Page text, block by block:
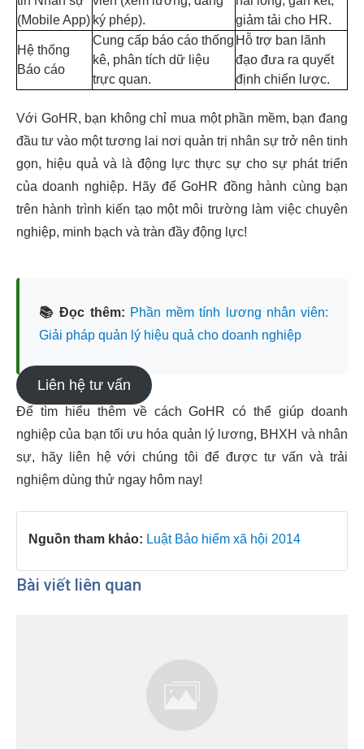
(Mobile App) ký phép).
giảm tải cho HR.
Hệ thống
Báo cáo
Cung cấp báo cáo thống
kê, phân tích dữ liệu
trực quan.
Hỗ trợ ban lãnh
đạo đưa ra quyết
định chiến lược.
Với GoHR, bạn không chỉ mua một phần mềm, bạn đang
đầu tư vào một tương lai nơi quản trị nhân sự trở nên tinh
gọn, hiệu quả và là động lực thực sự cho sự phát triển
của doanh nghiệp. Hãy để GoHR đồng hành cùng bạn
trên hành trình kiến tạo một môi trường làm việc chuyên
nghiệp, minh bạch và tràn đầy động lực!
📚 Đọc thêm: Phần mềm tính lương nhân viên:
Giải pháp quản lý hiệu quả cho doanh nghiệp
Liên hệ tư vấn
Để tìm hiểu thêm về cách GoHR có thể giúp doanh
nghiệp của bạn tối ưu hóa quản lý lương, BHXH và nhân
sự, hãy liên hệ với chúng tôi để được tư vấn và trải
nghiệm dùng thử ngay hôm nay!
Nguồn tham khảo: Luật Bảo hiểm xã hội 2014
Bài viết liên quan